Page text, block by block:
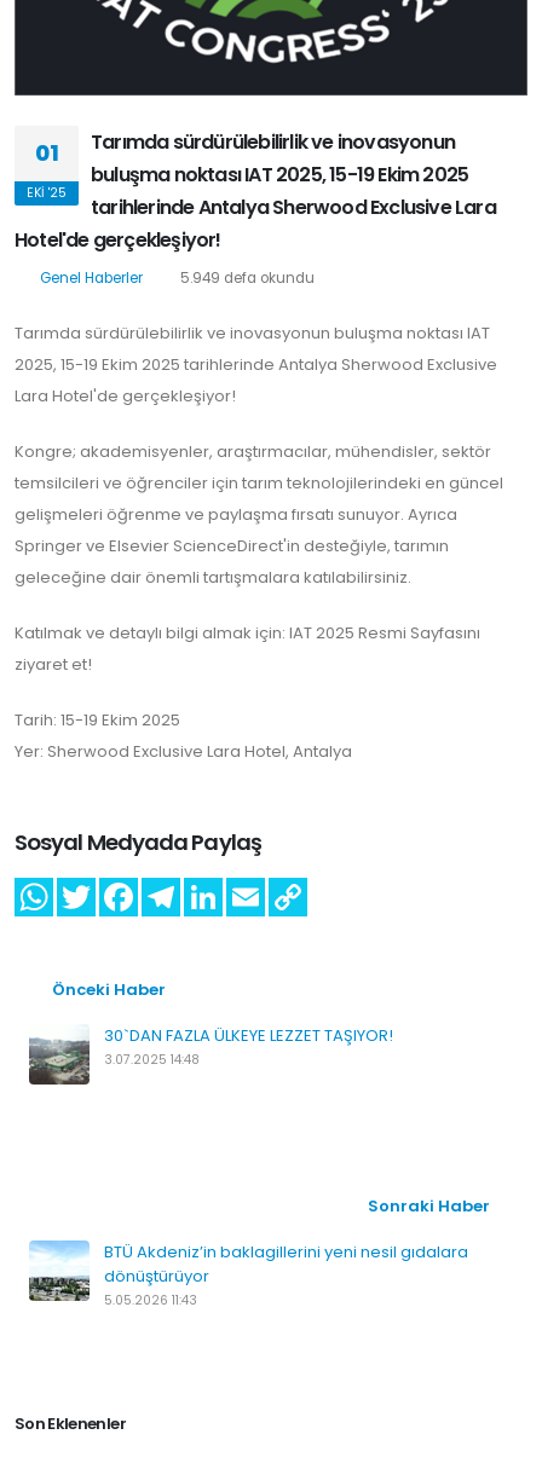
01
EKI '25
Tarımda sürdürülebilirlik ve inovasyonun
buluşma noktası IAT 2025, 15-19 Ekim 2025
tarihlerinde Antalya Sherwood Exclusive Lara
Hotel'de gerçekleşiyor!
Genel Haberler 5.949 defa okundu
Tarımda sürdürülebilirlik ve inovasyonun buluşma noktası IAT
2025, 15-19 Ekim 2025 tarihlerinde Antalya Sherwood Exclusive
Lara Hotel'de gerçekleşiyor!
Kongre; akademisyenler, araştırmacılar, mühendisler, sektör
temsilcileri ve öğrenciler için tarım teknolojilerindeki en güncel
gelişmeleri öğrenme ve paylaşma fırsatı sunuyor. Ayrıca
Springer ve Elsevier ScienceDirect'in desteğiyle, tarımın
geleceğine dair önemli tartışmalara katılabilirsiniz.
Katılmak ve detaylı bilgi almak için: IAT 2025 Resmi Sayfasını
ziyaret et!
Tarih: 15-19 Ekim 2025
Yer: Sherwood Exclusive Lara Hotel, Antalya
Sosyal Medyada Paylaş
Önceki Haber
30`DAN FAZLA ÜLKEYE LEZZET TAŞIYOR!
3.07.2025 14:48
Sonraki Haber
BTÜ Akdeniz’in baklagillerini yeni nesil gıdalara
dönüştürüyor
5.05.2026 11:43
Son Eklenenler